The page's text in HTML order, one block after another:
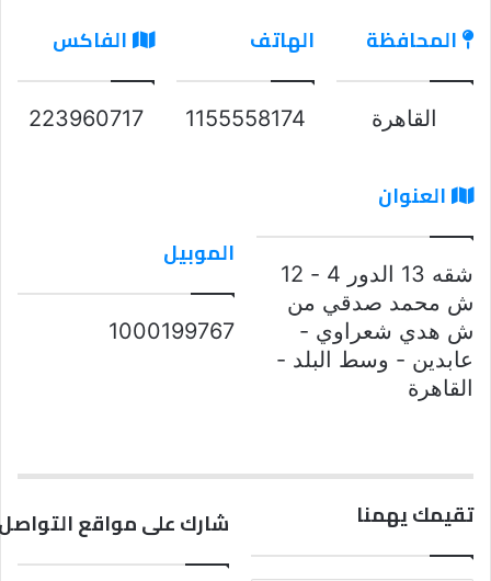
المحافظة
القاهرة
الهاتف
1155558174
الفاكس
223960717
العنوان
شقه 13 الدور 4 - 12
ش محمد صدقي من
ش هدي شعراوي -
عابدين - وسط البلد -
القاهرة
الموبيل
1000199767
تقيمك يهمنا شارك على مواقع